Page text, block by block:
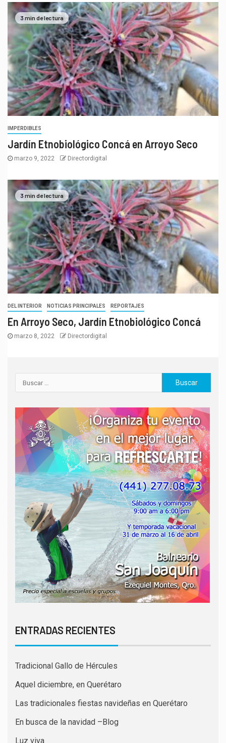
3 min de lectura
IMPERDIBLES
Jardín Etnobiológico Concá en Arroyo Seco
marzo 9, 2022 Directordigital
3 min de lectura
DEL INTERIOR NOTICIAS PRINCIPALES REPORTAJES
En Arroyo Seco, Jardín Etnobiológico Concá
marzo 8, 2022 Directordigital
ENTRADAS RECIENTES
Tradicional Gallo de Hércules
Aquel diciembre, en Querétaro
Las tradicionales fiestas navideñas en Querétaro
En busca de la navidad –Blog
Luz viva